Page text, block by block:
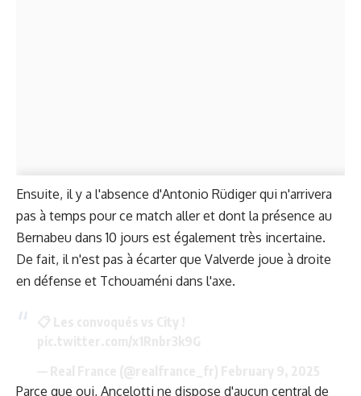
Ensuite, il y a l'absence d'Antonio Rüdiger qui n'arrivera
pas à temps pour ce match aller et dont la présence au
Bernabeu dans 10 jours est également très incertaine.
De fait, il n'est pas à écarter que Valverde joue à droite
en défense et Tchouaméni dans l'axe.
Parce que oui, Ancelotti ne dispose d'aucun central de